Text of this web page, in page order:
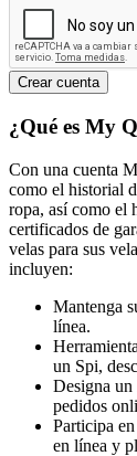
¿Qué es My
Con una cuenta
como el historial
ropa, así como el
certificados de
velas para sus
incluyen:
Mantenga
línea.
un Spi,
Designa
pedidos
Participa
en línea y